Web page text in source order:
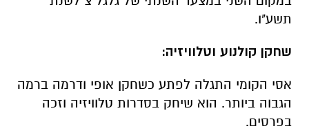
תשע"ו.
שחקן קולנוע וטלוויזיה:
אסי הקומי התגלה לפתע כשחקן אופי ודרמה ברמה
הגבוה ביותר. הוא שיחק בסדרות טלוויזיה וזכה
בפרסים.